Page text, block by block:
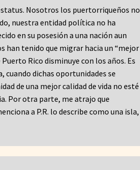
Nosotros los puertorriqueños no
nuestra entidad política no ha
en su posesión a una nación aun
han tenido que migrar hacia un “mejor
Rico disminuye con los años. Es
cuando dichas oportunidades se
de una mejor calidad de vida no esté
Por otra parte, me atrajo que
a P.R. lo describe como una isla,